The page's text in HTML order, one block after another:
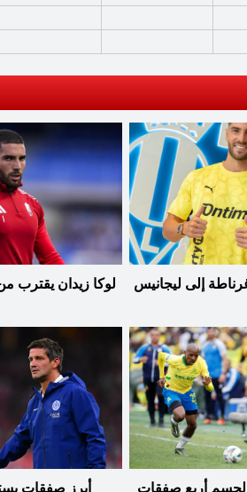
إلى ليجانيس لوكا زيدان يقترب
لحسم أربع صفقات أبرز صفقات